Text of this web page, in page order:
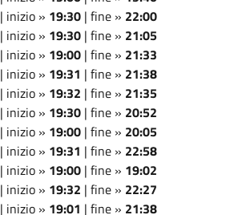
| inizio » 19:30 | fine » 22:00
| inizio » 19:30 | fine » 21:05
| inizio » 19:00 | fine » 21:33
| inizio » 19:31 | fine » 21:38
| inizio » 19:32 | fine » 21:35
| inizio » 19:30 | fine » 20:52
| inizio » 19:00 | fine » 20:05
| inizio » 19:31 | fine » 22:58
| inizio » 19:00 | fine » 19:02
| inizio » 19:32 | fine » 22:27
| inizio » 19:01 | fine » 21:38